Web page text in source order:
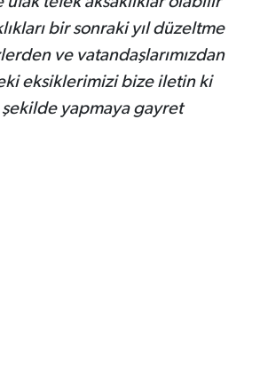
bir sonraki yıl düzeltme
ve vatandaşlarımızdan
eksiklerimizi bize iletin ki
yapmaya gayret